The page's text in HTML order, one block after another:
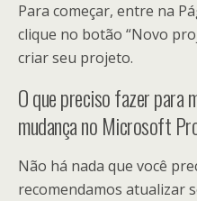
Para começar, entre na
clique no botão “Novo
criar seu projeto.
O que preciso fazer para
mudança no Microsoft
Não há nada que você
recomendamos atualizar